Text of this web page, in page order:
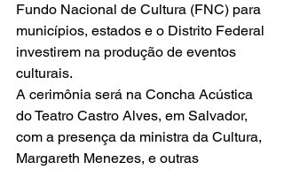
Fundo Nacional de Cultura (FNC) para
municípios, estados e o Distrito Federal
investirem na produção de eventos
culturais.
A cerimônia será na Concha Acústica
do Teatro Castro Alves, em Salvador,
com a presença da ministra da Cultura,
Margareth Menezes, e outras